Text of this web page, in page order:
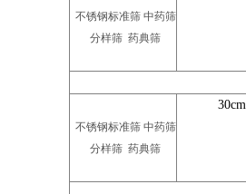
不锈钢标准筛 中药筛
分样筛 药典筛
不锈钢标准筛 中药筛
分样筛 药典筛
30cm